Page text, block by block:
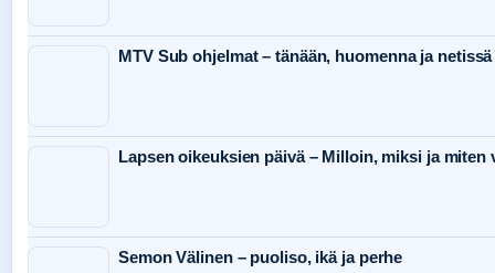
MTV Sub ohjelmat – tänään, huomenna ja
Lapsen oikeuksien päivä – Milloin, miksi ja miten
Semon Välinen – puoliso, ikä ja perhe